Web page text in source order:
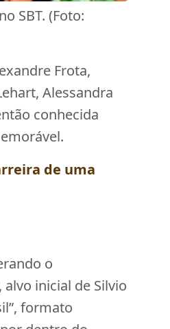
SBT. (Foto:
Frota,
Alessandra
conhecida
de uma
o
alvo inicial de Silvio
formato